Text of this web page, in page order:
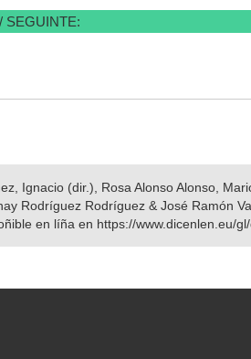
SEGUINTE:
Ignacio (dir.), Rosa Alonso Alonso,
Rodríguez Rodríguez & José Ramón
en líña en https://www.dicenlen.eu/